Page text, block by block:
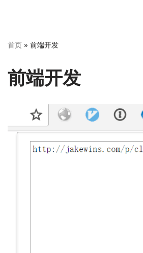
首页 » 前端开发
前端开发